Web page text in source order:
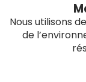
Nous utilisons
de